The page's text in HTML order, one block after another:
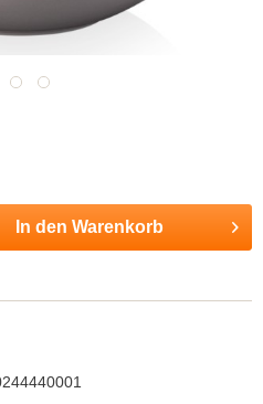
In den Warenkorb